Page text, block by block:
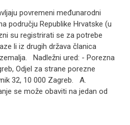
povremeni međunarodni
području Republike Hrvatske (u
su registrirati se za potrebe
li iz drugih država članica
Nadležni ured: - Porezna
Odjel za strane porezne
32, 10 000 Zagreb. A.
se može obaviti na jedan od